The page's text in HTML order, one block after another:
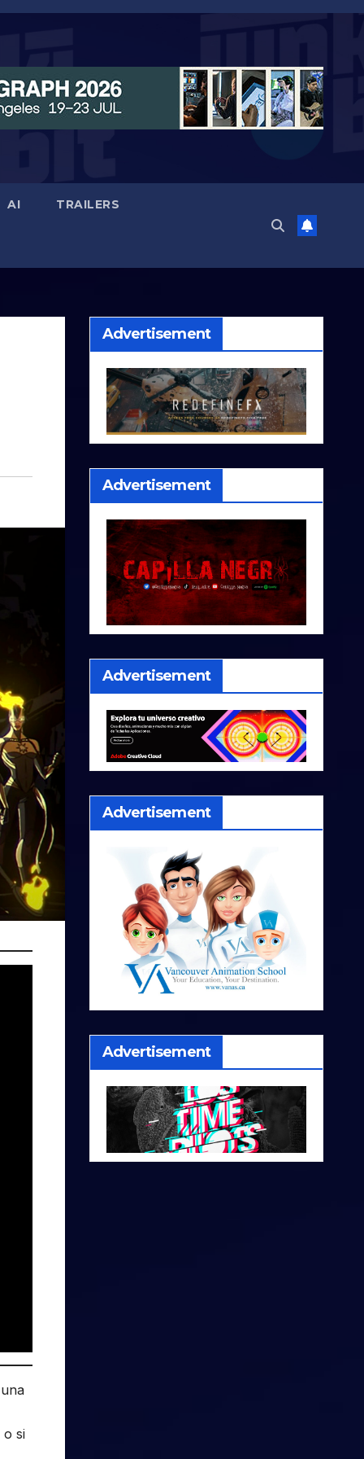
AI TRAILERS
o si
Advertisement
Advertisement
Advertisement
Advertisement
Advertisement